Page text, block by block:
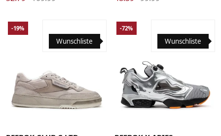
4040.5414242.54344
Wunschliste
-19%
Wunschliste
-72%